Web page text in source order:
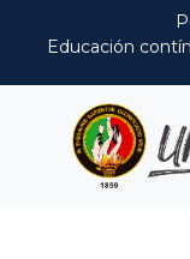
Educación